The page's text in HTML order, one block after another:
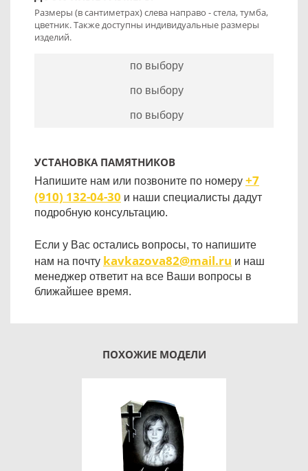
Размеры (в сантиметрах) слева направо - стела, тумба,
цветник. Также доступны индивидуальные размеры
изделий.
по выбору
по выбору
по выбору
УСТАНОВКА ПАМЯТНИКОВ
Напишите нам или позвоните по номеру +7
(910) 132-04-30 и наши специалисты дадут
подробную консультацию.
Если у Вас остались вопросы, то напишите
нам на почту kavkazova82@mail.ru и наш
менеджер ответит на все Ваши вопросы в
ближайшее время.
ПОХОЖИЕ МОДЕЛИ